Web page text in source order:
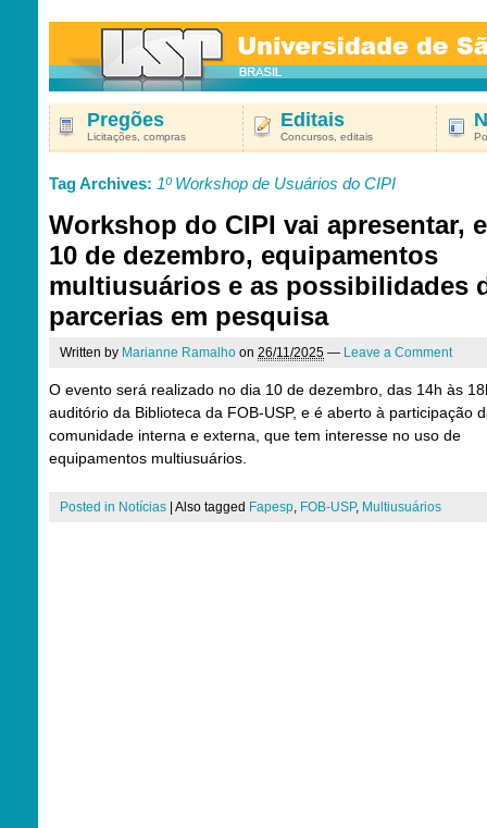
Pregões
Licitações, compras
Editais
Concursos, editais
Tag Archives: 1º Workshop de Usuários do CIPI
Workshop do CIPI vai apresentar,
10 de dezembro, equipamentos
multiusuários e as possibilidades
parcerias em pesquisa
Written by Marianne Ramalho on 26/11/2025 — Leave a Comment
O evento será realizado no dia 10 de dezembro, das 14h às
auditório da Biblioteca da FOB-USP, e é aberto à participação
comunidade interna e externa, que tem interesse no uso de
equipamentos multiusuários.
Posted in Notícias Also tagged Fapesp, FOB-USP, Multiusuários